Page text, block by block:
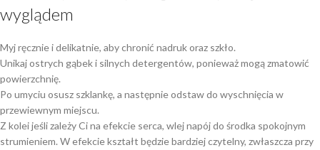
wyglądem
Myj ręcznie i delikatnie, aby chronić nadruk oraz szkło.
Unikaj ostrych gąbek i silnych detergentów, ponieważ mogą zmatowić
powierzchnię.
Po umyciu osusz szklankę, a następnie odstaw do wyschnięcia w
przewiewnym miejscu.
Z kolei jeśli zależy Ci na efekcie serca, wlej napój do środka spokojnym
strumieniem. W efekcie kształt będzie bardziej czytelny, zwłaszcza przy